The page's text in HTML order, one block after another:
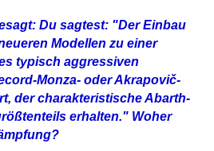
Du sagtest: "Der Einbau
Modellen zu einer
typisch aggressiven
Monza- oder Akrapovič-
der charakteristische Abarth-
erhalten." Woher